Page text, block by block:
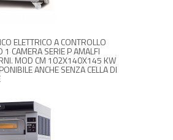
ELETTRICO A CONTROLLO
1 CAMERA SERIE P AMALFI
MOD CM 102X140X145 KW
ANCHE SENZA CELLA DI